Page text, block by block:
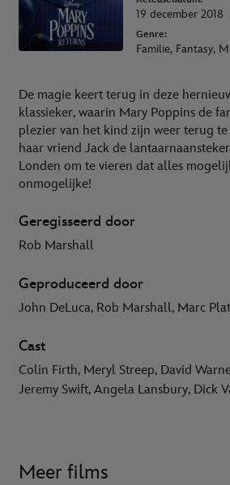
19 december 2018
Genre:
Familie, Fantasy,
De magie keert terug in deze
klassieker, waarin Mary Poppins de
plezier van het kind zijn weer terug te
haar vriend Jack de
Londen om te vieren dat alles
onmogelijke!
Geregisseerd door
Rob Marshall
Geproduceerd door
John DeLuca, Rob Marshall, Marc
Cast
Colin Firth, Meryl Streep, David
Jeremy Swift, Angela Lansbury, Dick
Meer films